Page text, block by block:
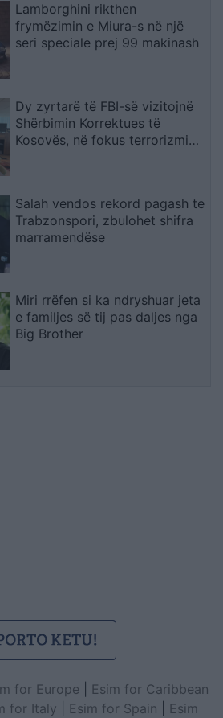
Lamborghini rikthen
frymëzimin e Miura-s në një
seri speciale prej 99 makinash
Dy zyrtarë të FBI-së vizitojnë
Shërbimin Korrektues të
Kosovës, në fokus terrorizmi
Salah vendos rekord pagash te
Trabzonspori, zbulohet shifra
marramendëse
Miri rrëfen si ka ndryshuar jeta
e familjes së tij pas daljes nga
Big Brother
for Europe
Esim for Caribbean
for Italy Esim for Spain
Esim